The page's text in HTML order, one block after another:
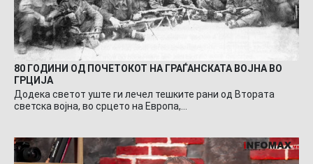
80 ГОДИНИ ОД ПОЧЕТОКОТ НА ГРАЃАНСКАТА ВОЈНА ВО
ГРЦИЈА
Додека светот уште ги лечел тешките рани од Втората
светска војна, во срцето на Европа,…